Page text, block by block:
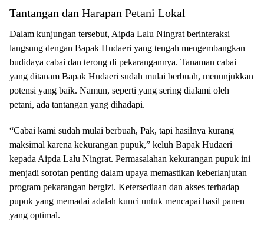
Tantangan dan Harapan Petani Lokal
Dalam kunjungan tersebut, Aipda Lalu Ningrat berinteraksi
langsung dengan Bapak Hudaeri yang tengah mengembangkan
budidaya cabai dan terong di pekarangannya. Tanaman cabai
yang ditanam Bapak Hudaeri sudah mulai berbuah, menunjukkan
potensi yang baik. Namun, seperti yang sering dialami oleh
petani, ada tantangan yang dihadapi.
“Cabai kami sudah mulai berbuah, Pak, tapi hasilnya kurang
maksimal karena kekurangan pupuk,” keluh Bapak Hudaeri
kepada Aipda Lalu Ningrat. Permasalahan kekurangan pupuk ini
menjadi sorotan penting dalam upaya memastikan keberlanjutan
program pekarangan bergizi. Ketersediaan dan akses terhadap
pupuk yang memadai adalah kunci untuk mencapai hasil panen
yang optimal.